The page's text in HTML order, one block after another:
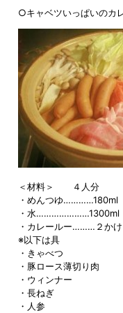
○キャベツいっぱいのカ
＜材料＞ ４人分
・めんつゆ…………180ml
・水…………………1300ml
・カレールー………２かけ
※以下は具
・きゃべつ
・豚ロース薄切り肉
・ウィンナー
・長ねぎ
・人参